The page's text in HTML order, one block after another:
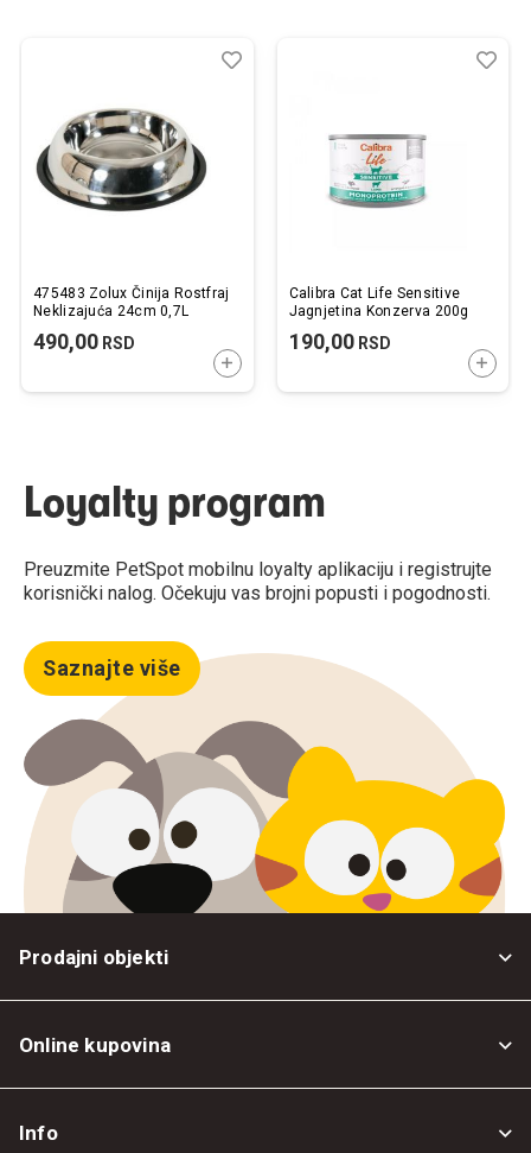
475483 Zolux Činija Rostfraj
Neklizajuća 24cm 0,7L
490,00 RSD
DODAJTE U KORPU
Dodaj
Uporedi
Calibra Cat Life Sensitive
Jagnjetina Konzerva 200g
190,00RSD
Loyalty program
Preuzmite PetSpot mobilnu loyalty aplikaciju i registrujte
korisnički nalog. Očekuju vas brojni popusti i pogodnosti.
Saznajte više
Prodajni objekti
Online kupovina
Info